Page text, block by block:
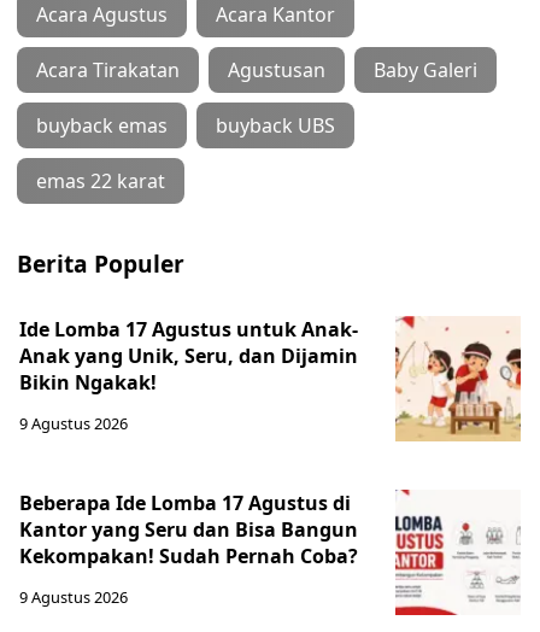
Acara Agustus Acara Kantor
Acara Tirakatan Agustusan Baby Galeri
buyback emas buyback UBS
emas 22 karat
Berita Populer
Ide Lomba 17 Agustus untuk Anak-
Anak yang Unik, Seru, dan Dijamin
Bikin Ngakak!
9 Agustus 2026
Beberapa Ide Lomba 17 Agustus di
Kantor yang Seru dan Bisa Bangun
Kekompakan! Sudah Pernah Coba?
9 Agustus 2026